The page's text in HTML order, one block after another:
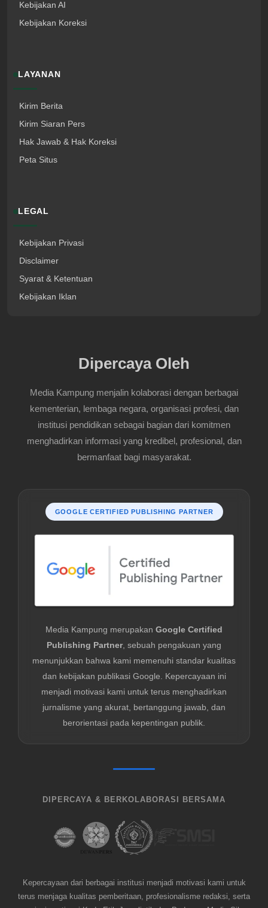
Kebijakan AI
Kebijakan Koreksi
LAYANAN
Kirim Berita
Kirim Siaran Pers
Hak Jawab & Hak Koreksi
Peta Situs
LEGAL
Kebijakan Privasi
Disclaimer
Syarat & Ketentuan
Kebijakan Iklan
Dipercaya Oleh
Media Kampung menjalin kolaborasi dengan berbagai
kementerian, lembaga negara, organisasi profesi, dan
institusi pendidikan sebagai bagian dari komitmen
menghadirkan informasi yang kredibel, profesional, dan
bermanfaat bagi masyarakat.
GOOGLE CERTIFIED PUBLISHING PARTNER
Media Kampung merupakan Google Certified
Publishing Partner, sebuah pengakuan yang
menunjukkan bahwa kami memenuhi standar kualitas
dan kebijakan publikasi Google. Kepercayaan ini
menjadi motivasi kami untuk terus menghadirkan
jurnalisme yang akurat, bertanggung jawab, dan
berorientasi pada kepentingan publik.
DIPERCAYA & BERKOLABORASI BERSAMA
Kepercayaan dari berbagai institusi menjadi motivasi kami untuk
terus menjaga kualitas pemberitaan, profesionalisme redaksi, serta